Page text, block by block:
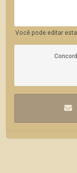
Você pode editar